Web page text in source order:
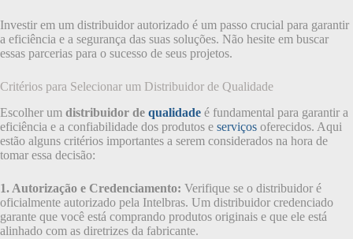
Investir em um distribuidor autorizado é um passo crucial para garantir
a eficiência e a segurança das suas soluções. Não hesite em buscar
essas parcerias para o sucesso de seus projetos.
Critérios para Selecionar um Distribuidor de Qualidade
Escolher um distribuidor de qualidade é fundamental para garantir a
eficiência e a confiabilidade dos produtos e serviços oferecidos. Aqui
estão alguns critérios importantes a serem considerados na hora de
tomar essa decisão:
1. Autorização e Credenciamento: Verifique se o distribuidor é
oficialmente autorizado pela Intelbras. Um distribuidor credenciado
garante que você está comprando produtos originais e que ele está
alinhado com as diretrizes da fabricante.